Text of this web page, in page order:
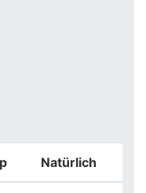
Natürlich